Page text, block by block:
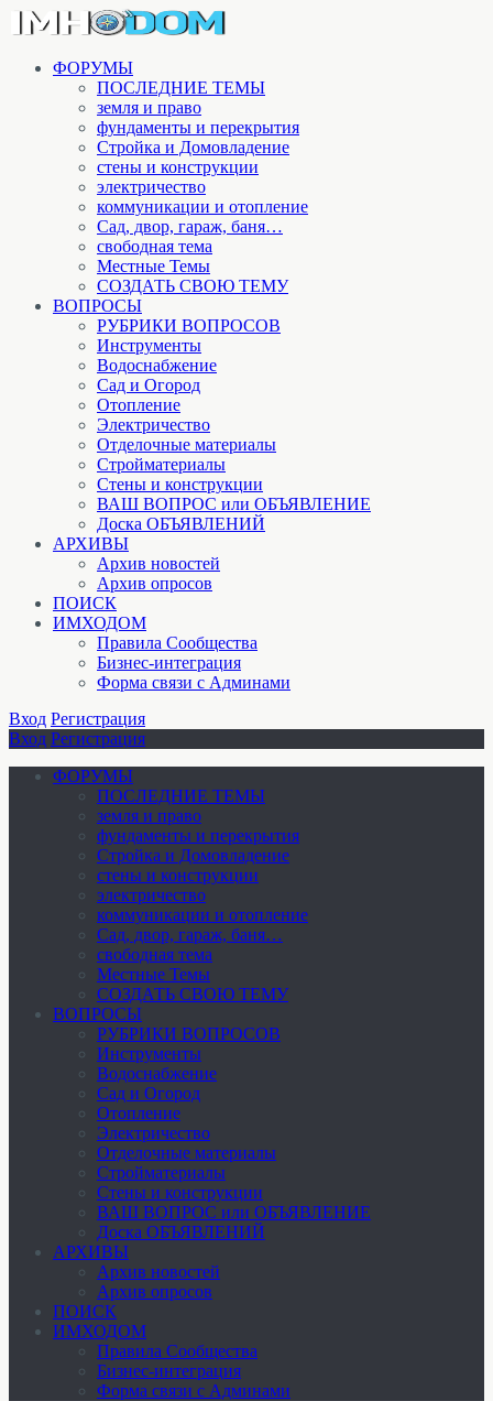
ФОРУМЫ
ПОСЛЕДНИЕ ТЕМЫ
земля и право
фундаменты и перекрытия
Стройка и Домовладение
стены и конструкции
электричество
коммуникации и отопление
Cад, двор, гараж, баня…
свободная тема
Местные Темы
СОЗДАТЬ СВОЮ ТЕМУ
ВОПРОСЫ
РУБРИКИ ВОПРОСОВ
Инструменты
Водоснабжение
Сад и Огород
Отопление
Электричество
Отделочные материалы
Стройматериалы
Стены и конструкции
ВАШ ВОПРОС или ОБЪЯВЛЕНИЕ
Доска ОБЪЯВЛЕНИЙ
АРХИВЫ
Архив новостей
Архив опросов
ПОИСК
ИМХОДОМ
Правила Сообщества
Бизнес-интеграция
Форма связи с Админами
Вход Регистрация
Вход Регистрация
ФОРУМЫ
ПОСЛЕДНИЕ ТЕМЫ
земля и право
фундаменты и перекрытия
Стройка и Домовладение
стены и конструкции
электричество
коммуникации и отопление
Cад, двор, гараж, баня…
свободная тема
Местные Темы
СОЗДАТЬ СВОЮ ТЕМУ
ВОПРОСЫ
РУБРИКИ ВОПРОСОВ
Инструменты
Водоснабжение
Сад и Огород
Отопление
Электричество
Отделочные материалы
Стройматериалы
Стены и конструкции
ВАШ ВОПРОС или ОБЪЯВЛЕНИЕ
Доска ОБЪЯВЛЕНИЙ
АРХИВЫ
Архив новостей
Архив опросов
ПОИСК
ИМХОДОМ
Правила Сообщества
Бизнес-интеграция
Форма связи с Админами